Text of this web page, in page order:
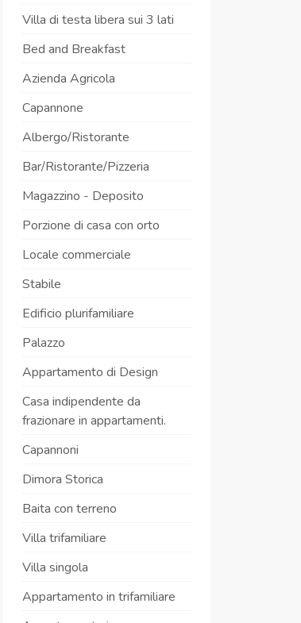
Villa di testa libera sui 3 lati
Bed and Breakfast
Azienda Agricola
Capannone
Albergo/Ristorante
Bar/Ristorante/Pizzeria
Magazzino - Deposito
Porzione di casa con orto
Locale commerciale
Stabile
Edificio plurifamiliare
Palazzo
Appartamento di Design
Casa indipendente da
frazionare in appartamenti.
Capannoni
Dimora Storica
Baita con terreno
Villa trifamiliare
Villa singola
Appartamento in trifamiliare